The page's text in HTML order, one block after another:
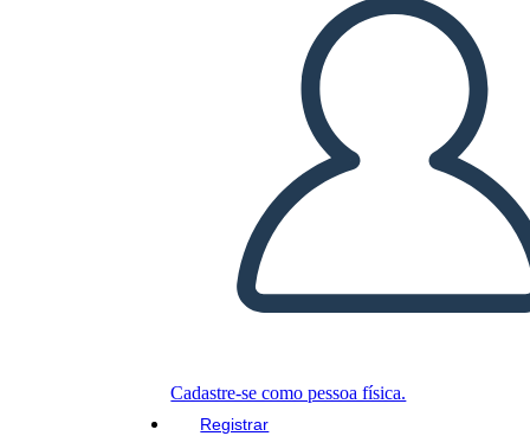
Cadastre-se como pessoa física.
Registrar
CRIAR UM STORYBOARD
REPRODUZIR APRESENTAÇÃO DE SLIDES
LEIA PRA MIM